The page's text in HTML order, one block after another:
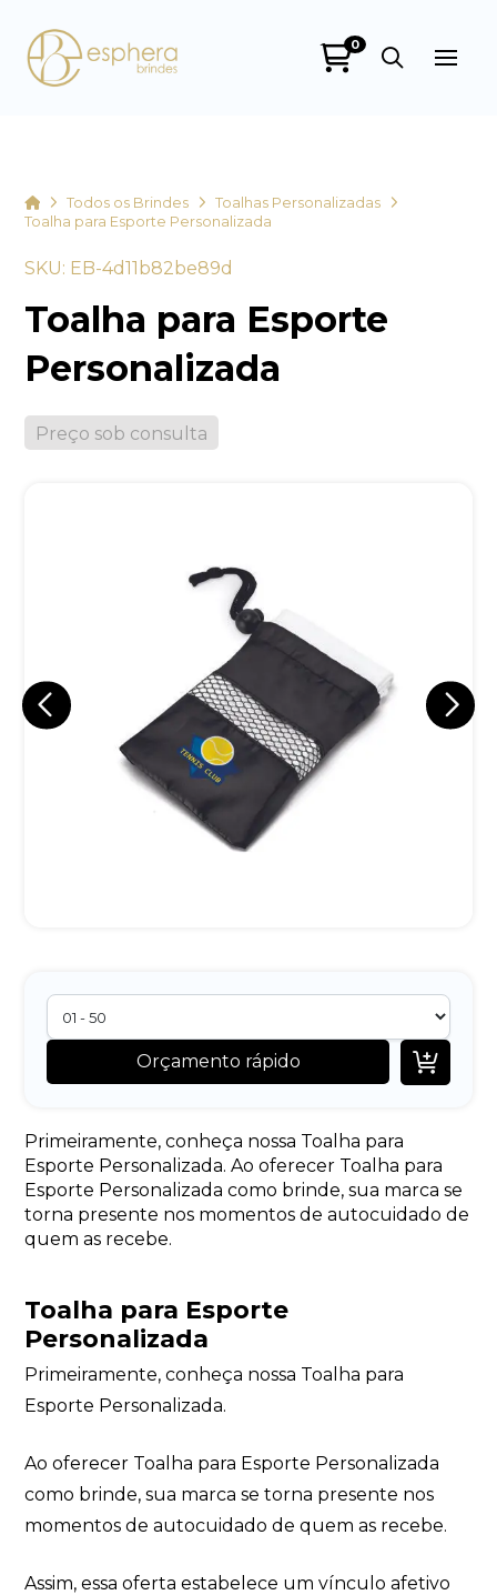
0
HomeTodos os Brindes
Toalhas Personalizadas
Toalha para Esporte Personalizada
SKU: EB-4d11b82be89d
Toalha para Esporte
Personalizada
Preço sob consulta
Orçamento rápido 
Primeiramente, conheça nossa Toalha para
Esporte Personalizada. Ao oferecer Toalha para
Esporte Personalizada como brinde, sua marca se
torna presente nos momentos de autocuidado de
quem as recebe.
Toalha para Esporte
Personalizada
Primeiramente, conheça nossa Toalha para
Esporte Personalizada.
Ao oferecer Toalha para Esporte Personalizada
como brinde, sua marca se torna presente nos
momentos de autocuidado de quem as recebe.
Assim, essa oferta estabelece um vínculo afetivo
Eu concordo em receber comunicações.
A nossa empresa está comprometida a proteger e respeitar
sua privacidade, utilizaremos seus dados apenas para fins
de marketing. Você pode alterar suas preferências a
Iniciar conversa